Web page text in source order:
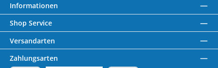
Informationen
Shop Service
Versandarten
Zahlungsarten